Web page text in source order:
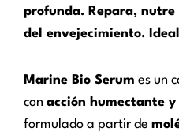
profunda. Repara, nutre
del envejecimiento.
Marine Bio Serum es un
con acción humectante
formulado a partir de